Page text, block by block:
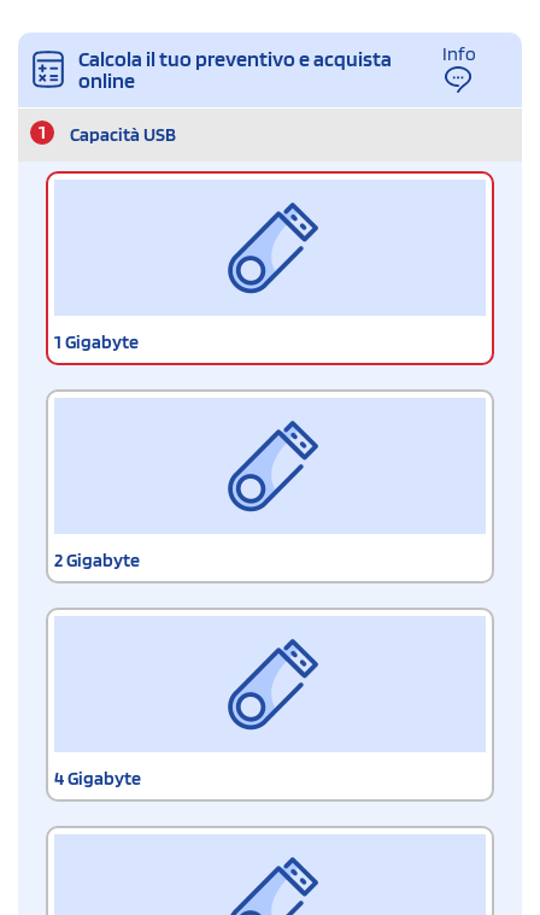
Calcola il tuo preventivo e acquista
online
Info
1 Capacità USB
1 Gigabyte
2 Gigabyte
4 Gigabyte